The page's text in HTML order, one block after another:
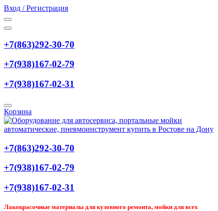
Вход / Регистрация
+7(863)292-30-70
+7(938)167-02-79
+7(938)167-02-31
Корзина
+7(863)292-30-70
+7(938)167-02-79
+7(938)167-02-31
Лакокрасочные материалы для кузовного ремонта, мойки для всех